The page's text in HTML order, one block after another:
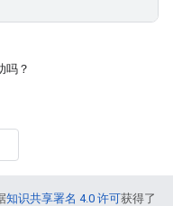
吗？
知识共享署名 4.0 许可获得了